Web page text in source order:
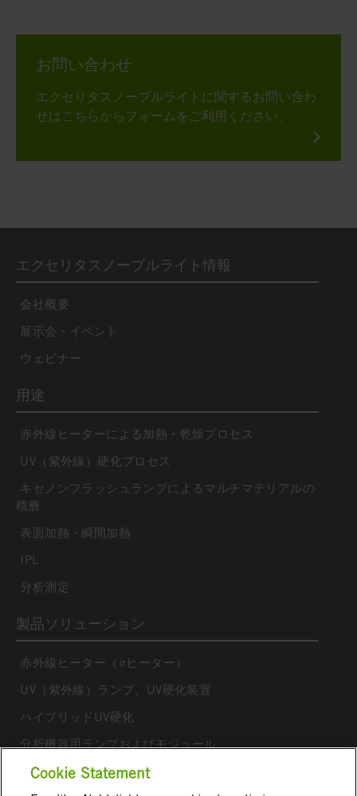
お問い合わせ
エクセリタスノーブルライトに関するお問い合わ
せはこちらからフォームをご利用ください。
エクセリタスノーブルライト情報
会社概要
展示会・イベント
ウェビナー
用途
赤外線ヒーターによる加熱・乾燥プロセス
UV（紫外線）硬化プロセス
キセノンフラッシュランプによるマルチマテリアルの
積層
表面加熱・瞬間加熱
IPL
分析測定
製品ソリューション
赤外線ヒーター（irヒーター）
UV（紫外線）ランプ、UV硬化装置
ハイブリッドUV硬化
分析機器用ランプおよびモジュール
アークランプ、フラッシュランプ
Cookie Statement